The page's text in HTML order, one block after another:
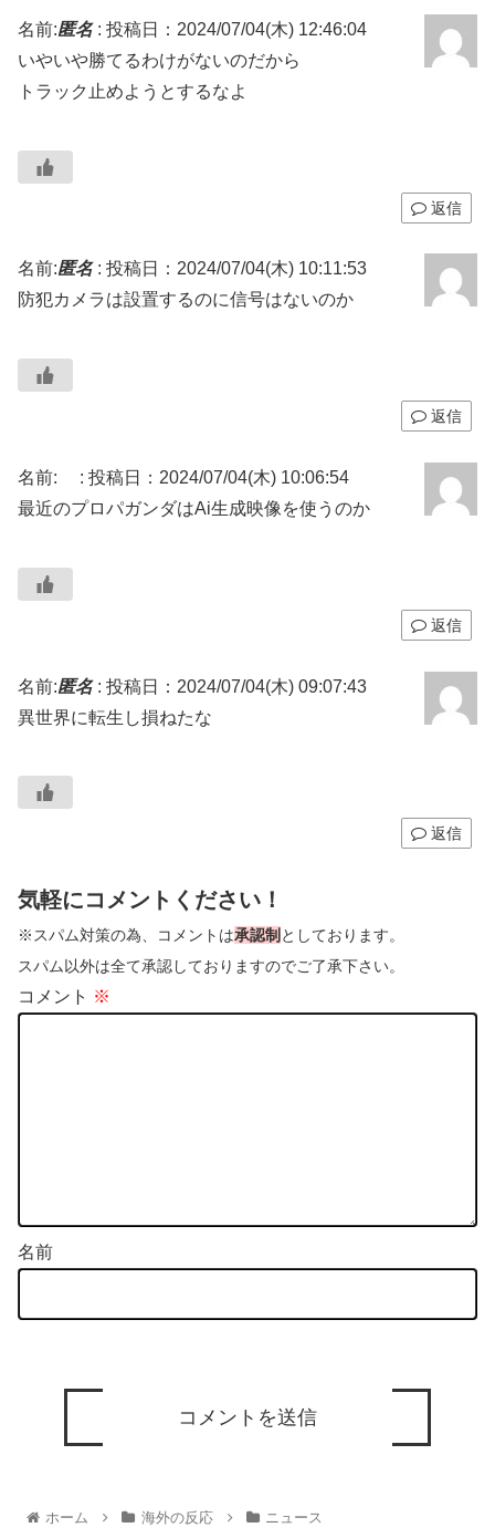
名前:匿名: 投稿日：2024/07/04(木) 12:46:04
いやいや勝てるわけがないのだから
トラック止めようとするなよ
返信
名前:匿名: 投稿日：2024/07/04(木) 10:11:53
防犯カメラは設置するのに信号はないのか
返信
名前: : 投稿日：2024/07/04(木) 10:06:54
最近のプロパガンダはAi生成映像を使うのか
返信
名前:匿名: 投稿日：2024/07/04(木) 09:07:43
異世界に転生し損ねたな
返信
気軽にコメントください！
※スパム対策の為、コメントは承認制 としております。
スパム以外は全て承認しておりますのでご了承下さい。
コメント ※
名前
ホーム 海外の反応 ニュース